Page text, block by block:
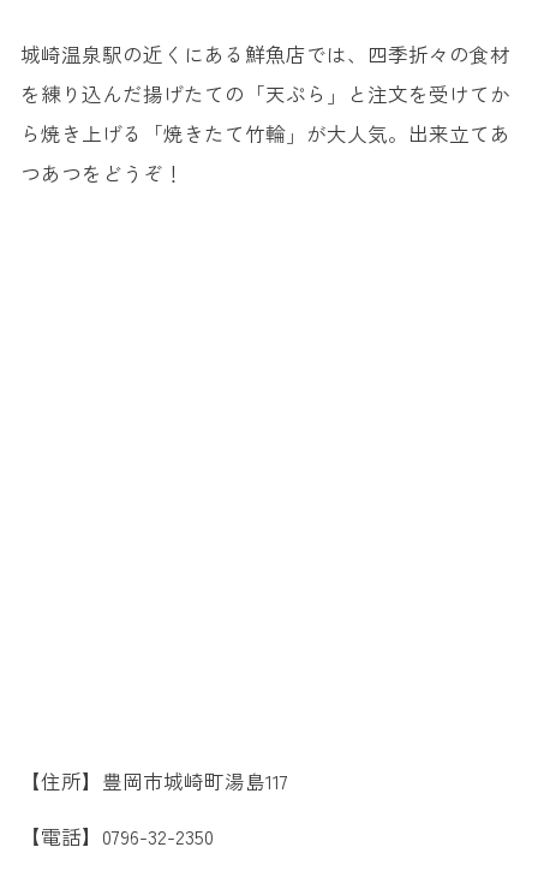
城崎温泉駅の近くにある鮮魚店では、四季折々の食材
を練り込んだ揚げたての「天ぷら」と注文を受けてか
ら焼き上げる「焼きたて竹輪」が大人気。出来立てあ
つあつをどうぞ！
【住所】豊岡市城崎町湯島117
【電話】0796-32-2350